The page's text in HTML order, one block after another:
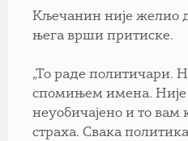
Кљечанин није желио
њега врши притиске.
„То раде политичари.
спомињем имена.
неуобичајено и то вам
страха. Свака